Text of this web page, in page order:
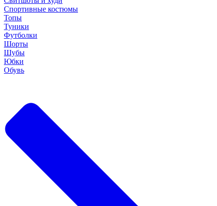
Спортивные костюмы
Топы
Туники
Футболки
Шорты
Шубы
Юбки
Обувь